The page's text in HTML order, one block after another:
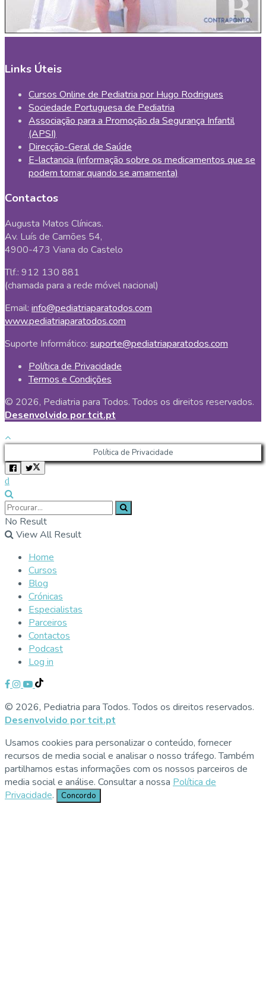
Links Úteis
Cursos Online de Pediatria por Hugo Rodrigues
Sociedade Portuguesa de Pediatria
Associação para a Promoção da Segurança Infantil
(APSI)
Direcção-Geral de Saúde
E-lactancia (informação sobre os medicamentos que se
podem tomar quando se amamenta)
Contactos
Augusta Matos Clínicas.
Av. Luís de Camões 54,
4900-473 Viana do Castelo
Tlf.: 912 130 881
(chamada para a rede móvel nacional)
Email: info@pediatriaparatodos.com
www.pediatriaparatodos.com
Suporte Informático: suporte@pediatriaparatodos.com
Política de Privacidade
Termos e Condições
© 2026, Pediatria para Todos. Todos os direitos reservados.
Desenvolvido por tcit.pt
Política de Privacidade
No Result
View All Result
Home
Cursos
Blog
Crónicas
Especialistas
Parceiros
Contactos
Podcast
Log in
© 2026, Pediatria para Todos. Todos os direitos reservados.
Desenvolvido por tcit.pt
Usamos cookies para personalizar o conteúdo, fornecer
recursos de media social e analisar o nosso tráfego. Também
partilhamos estas informações com os nossos parceiros de
media social e análise. Consultar a nossa Política de
Privacidade. Concordo